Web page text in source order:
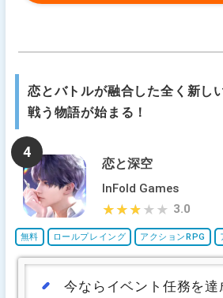
恋とバトルが融合した全く新し
戦う物語が始まる！
恋と深空
4
InFold Games
無料 ロールプレイング アクションRPG
3.0
★★★★★
★★★★★
今ならイベント任務を達